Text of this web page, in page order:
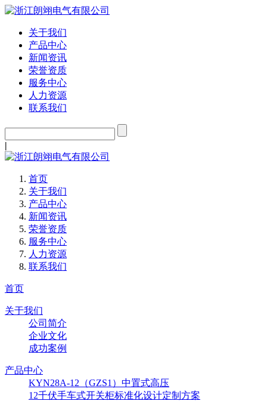
关于我们
产品中心
新闻资讯
荣誉资质
服务中心
人力资源
联系我们
|
首页
关于我们
产品中心
新闻资讯
荣誉资质
服务中心
人力资源
联系我们
首页
关于我们
公司简介
企业文化
成功案例
产品中心
KYN28A-12（GZS1）中置式高压
12千伏手车式开关柜标准化设计定制方案